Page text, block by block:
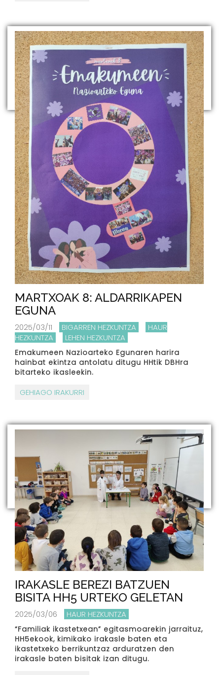
MARTXOAK 8: ALDARRIKAPEN
EGUNA
2025/03/11 BIGARREN HEZKUNTZA
HAUR
HEZKUNTZA
LEHEN HEZKUNTZA
Emakumeen Nazioarteko Egunaren harira
hainbat ekintza antolatu ditugu HHtik DBHra
bitarteko ikasleekin.
GEHIAGO IRAKURRI
IRAKASLE BEREZI BATZUEN
BISITA HH5 URTEKO GELETAN
2025/03/06 HAUR HEZKUNTZA
“Familiak ikastetxean” egitasmoarekin jarraituz,
HH5ekook, kimikako irakasle baten eta
ikastetxeko berrikuntzaz arduratzen den
irakasle baten bisitak izan ditugu.